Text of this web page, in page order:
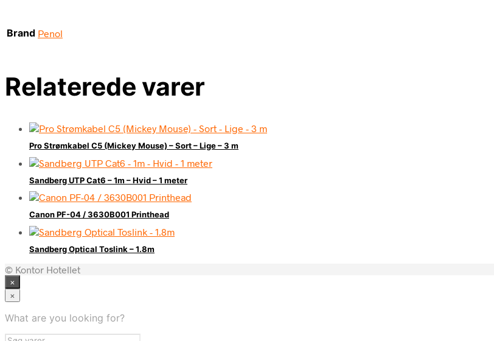
Brand Penol
Relaterede varer
Pro Strømkabel C5 (Mickey Mouse) – Sort – Lige – 3 m
Sandberg UTP Cat6 – 1m – Hvid – 1 meter
Canon PF-04 / 3630B001 Printhead
Sandberg Optical Toslink – 1.8m
© Kontor Hotellet
×
×
What are you looking for?